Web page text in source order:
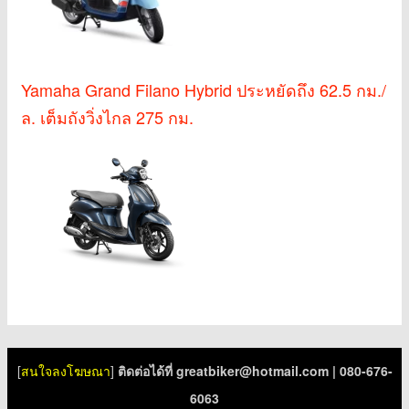
Yamaha Grand Filano Hybrid ประหยัดถึง 62.5 กม./
ล. เต็มถังวิ่งไกล 275 กม.
[สนใจลงโฆษณา] ติดต่อได้ที่ greatbiker@hotmail.com| 080-676-
6063